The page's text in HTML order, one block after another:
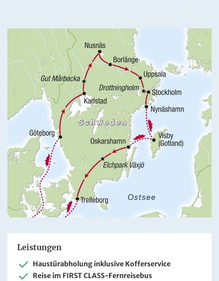
Leistungen
Haustürabholung inklusive Kofferservice
Reise im FIRST CLASS-Fernreisebus